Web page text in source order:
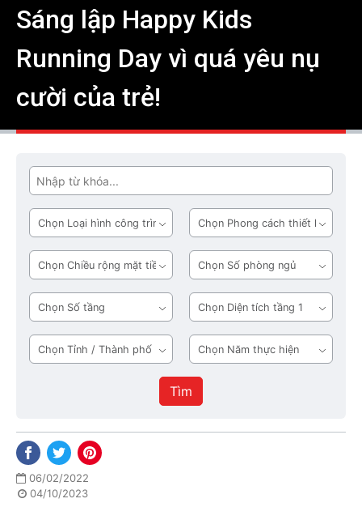
Sáng lập Happy Kids
Running Day vì quá yêu nụ
cười của trẻ!
Tìm
Loại
hình
công
trình
Phong
cách
thiết
kế
Chiều
rộng
mặt
tiền
Số
phòng
ngủ
Số
tầng
Diện
tích
tầng
1
Tỉnh
/
Năm
thực
hiện
Tìm
06/02/2022
04/10/2023